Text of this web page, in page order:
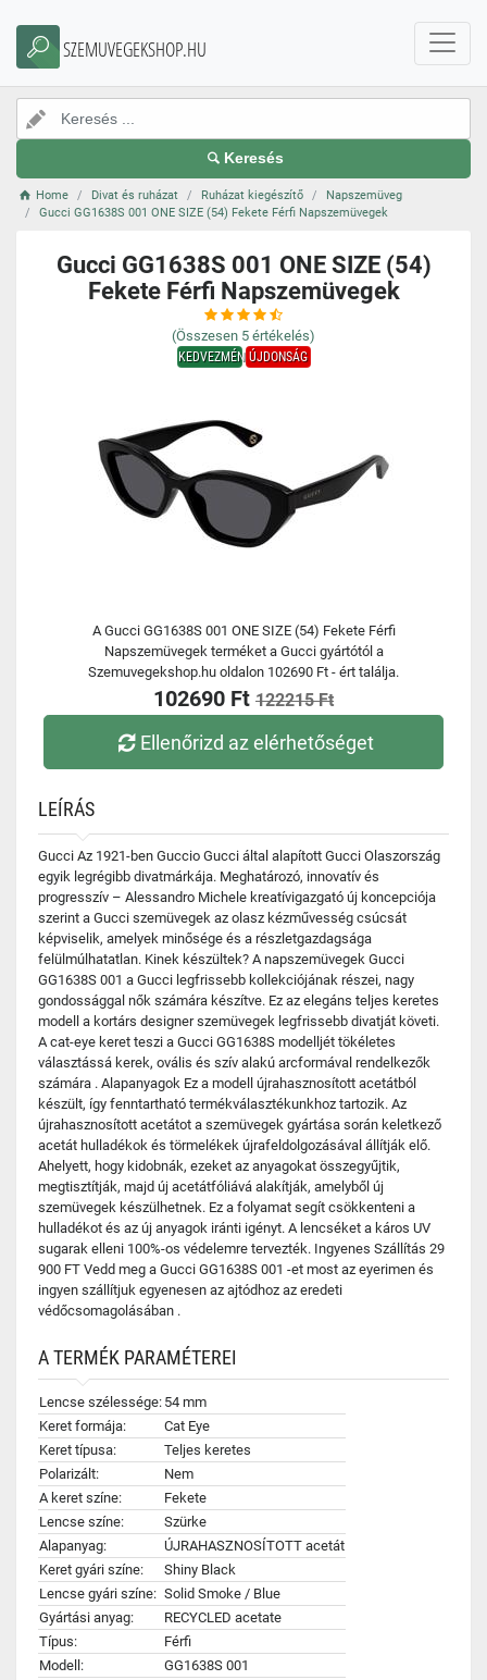
SZEMUVEGEKSHOP.HU
Keresés
Home Divat és ruházat Ruházat kiegészítő
Napszemüveg
Gucci GG1638S 001 ONE SIZE (54) Fekete Férfi Napszemüvegek
Gucci GG1638S 001 ONE SIZE (54)
Fekete Férfi Napszemüvegek
(Összesen 5 értékelés)
KEDVEZMÉNYÚJDONSÁG
A Gucci GG1638S 001 ONE SIZE (54) Fekete Férfi
Napszemüvegek terméket a Gucci gyártótól a
Szemuvegekshop.hu oldalon 102690 Ft - ért találja.
102690 Ft 122215 Ft
Ellenőrizd az elérhetőséget
LEÍRÁS
Gucci Az 1921-ben Guccio Gucci által alapított Gucci Olaszország
egyik legrégibb divatmárkája. Meghatározó, innovatív és
progresszív – Alessandro Michele kreatívigazgató új koncepciója
szerint a Gucci szemüvegek az olasz kézművesség csúcsát
képviselik, amelyek minősége és a részletgazdagsága
felülmúlhatatlan. Kinek készültek? A napszemüvegek Gucci
GG1638S 001 a Gucci legfrissebb kollekciójának részei, nagy
gondossággal nők számára készítve. Ez az elegáns teljes keretes
modell a kortárs designer szemüvegek legfrissebb divatját követi.
A cat-eye keret teszi a Gucci GG1638S modelljét tökéletes
választássá kerek, ovális és szív alakú arcformával rendelkezők
számára . Alapanyagok Ez a modell újrahasznosított acetátból
készült, így fenntartható termékválasztékunkhoz tartozik. Az
újrahasznosított acetátot a szemüvegek gyártása során keletkező
acetát hulladékok és törmelékek újrafeldolgozásával állítják elő.
Ahelyett, hogy kidobnák, ezeket az anyagokat összegyűjtik,
megtisztítják, majd új acetátfóliává alakítják, amelyből új
szemüvegek készülhetnek. Ez a folyamat segít csökkenteni a
hulladékot és az új anyagok iránti igényt. A lencséket a káros UV
sugarak elleni 100%-os védelemre tervezték. Ingyenes Szállítás 29
900 FT Vedd meg a Gucci GG1638S 001 -et most az eyerimen és
ingyen szállítjuk egyenesen az ajtódhoz az eredeti
védőcsomagolásában .
A TERMÉK PARAMÉTEREI
Lencse szélessége: 54 mm
Keret formája:
Cat Eye
Keret típusa:
Teljes keretes
Polarizált:
Nem
A keret színe:
Fekete
Lencse színe:
Szürke
Alapanyag:
ÚJRAHASZNOSÍTOTT acetát
Keret gyári színe:
Shiny Black
Lencse gyári színe: Solid Smoke / Blue
Gyártási anyag:
RECYCLED acetate
Típus:
Férfi
Modell:
GG1638S 001